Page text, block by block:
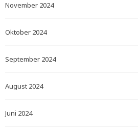
November 2024
Oktober 2024
September 2024
August 2024
Juni 2024